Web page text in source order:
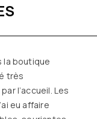
l’écoute et
Les
tendances